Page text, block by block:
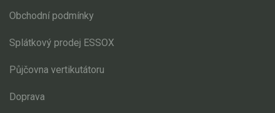
Obchodní podmínky
Splátkový prodej ESSOX
Půjčovna vertikutátoru
Doprava